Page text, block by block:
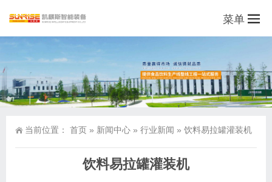
菜单
当前位置： 首页 » 新闻中心 » 行业新闻 » 饮料易拉罐灌装机
饮料易拉罐灌装机